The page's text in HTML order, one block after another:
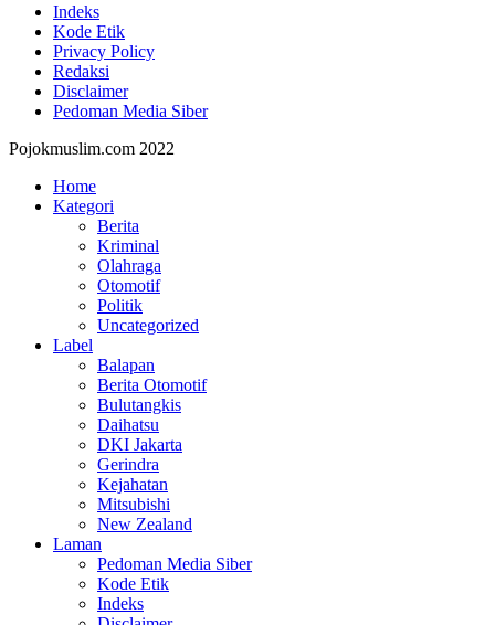
Indeks
Kode Etik
Privacy Policy
Redaksi
Disclaimer
Pedoman Media Siber
Pojokmuslim.com 2022
Home
Kategori
Berita
Kriminal
Olahraga
Otomotif
Politik
Uncategorized
Label
Balapan
Berita Otomotif
Bulutangkis
Daihatsu
DKI Jakarta
Gerindra
Kejahatan
Mitsubishi
New Zealand
Laman
Pedoman Media Siber
Kode Etik
Indeks